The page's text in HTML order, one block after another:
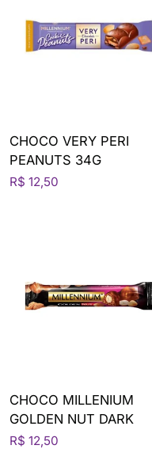
CHOCO VERY PERI
PEANUTS 34G
R$ 12,50
CHOCO MILLENIUM
GOLDEN NUT DARK
R$ 12,50